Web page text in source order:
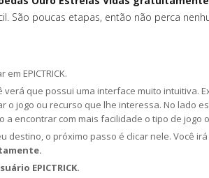
São poucas etapas, então não perca
EPICTRICK.
verá que possui uma interface muito intuitiva.
o jogo ou recurso que lhe interessa. No lado
a encontrar com mais facilidade o tipo de jogo
destino, o próximo passo é clicar nele. Você
EPICTRICK.